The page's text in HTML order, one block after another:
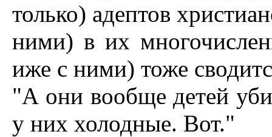
только) адептов
ними) в их
иже с ними) тоже
"А они вообще детей
у них холодные. Вот."